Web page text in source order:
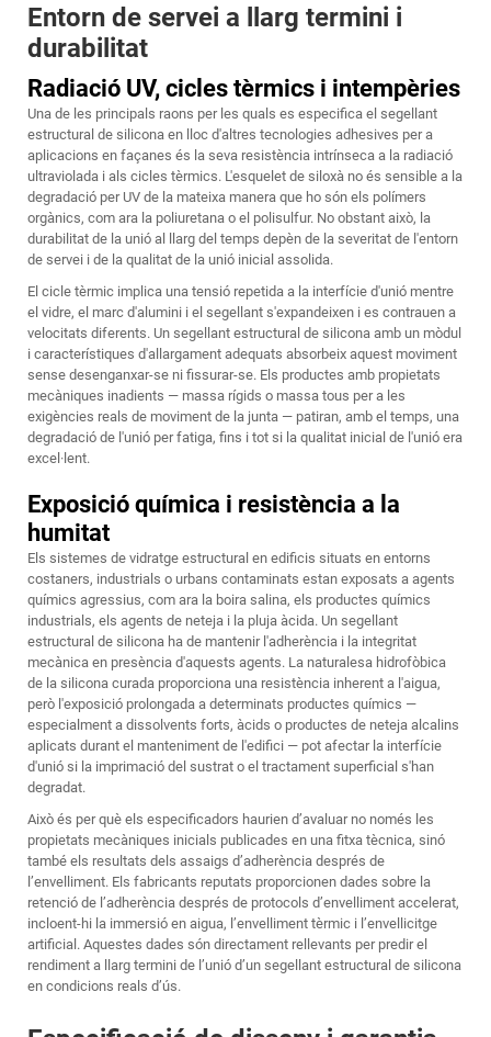
Entorn de servei a llarg termini i
durabilitat
Radiació UV, cicles tèrmics i intempèries
Una de les principals raons per les quals es especifica el segellant
estructural de silicona en lloc d'altres tecnologies adhesives per a
aplicacions en façanes és la seva resistència intrínseca a la radiació
ultraviolada i als cicles tèrmics. L'esquelet de siloxà no és sensible a la
degradació per UV de la mateixa manera que ho són els polímers
orgànics, com ara la poliuretana o el polisulfur. No obstant això, la
durabilitat de la unió al llarg del temps depèn de la severitat de l'entorn
de servei i de la qualitat de la unió inicial assolida.
El cicle tèrmic implica una tensió repetida a la interfície d'unió mentre
el vidre, el marc d'alumini i el segellant s'expandeixen i es contrauen a
velocitats diferents. Un segellant estructural de silicona amb un mòdul
i característiques d'allargament adequats absorbeix aquest moviment
sense desenganxar-se ni fissurar-se. Els productes amb propietats
mecàniques inadients — massa rígids o massa tous per a les
exigències reals de moviment de la junta — patiran, amb el temps, una
degradació de l'unió per fatiga, fins i tot si la qualitat inicial de l'unió era
excel·lent.
Exposició química i resistència a la
humitat
Els sistemes de vidratge estructural en edificis situats en entorns
costaners, industrials o urbans contaminats estan exposats a agents
químics agressius, com ara la boira salina, els productes químics
industrials, els agents de neteja i la pluja àcida. Un segellant
estructural de silicona ha de mantenir l'adherència i la integritat
mecànica en presència d'aquests agents. La naturalesa hidrofòbica
de la silicona curada proporciona una resistència inherent a l'aigua,
però l'exposició prolongada a determinats productes químics —
especialment a dissolvents forts, àcids o productes de neteja alcalins
aplicats durant el manteniment de l'edifici — pot afectar la interfície
d'unió si la imprimació del sustrat o el tractament superficial s'han
degradat.
Això és per què els especificadors haurien d’avaluar no només les
propietats mecàniques inicials publicades en una fitxa tècnica, sinó
també els resultats dels assaigs d’adherència després de
l’envelliment. Els fabricants reputats proporcionen dades sobre la
retenció de l’adherència després de protocols d’envelliment accelerat,
incloent-hi la immersió en aigua, l’envelliment tèrmic i l’envellicitge
artificial. Aquestes dades són directament rellevants per predir el
rendiment a llarg termini de l’unió d’un segellant estructural de silicona
en condicions reals d’ús.